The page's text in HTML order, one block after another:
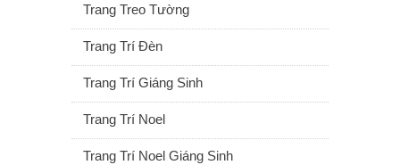
Trang Treo Tường
Trang Trí Đèn
Trang Trí Giáng Sinh
Trang Trí Noel
Trang Trí Noel Giáng Sinh